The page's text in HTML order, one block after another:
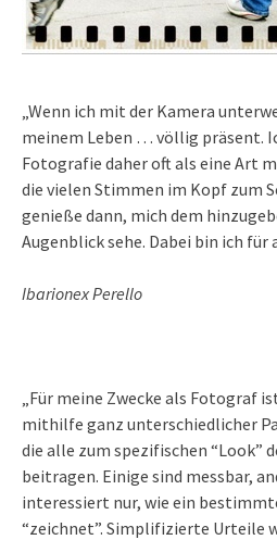
„Wenn ich mit der Kamera
meinem Leben … völlig präsent.
Fotografie daher oft als eine Art
die vielen Stimmen im Kopf zum
genieße dann, mich dem
Augenblick sehe. Dabei bin ich für
Ibarionex Perello
„Für meine Zwecke als Fotograf
mithilfe ganz unterschiedlicher
die alle zum spezifischen “Look”
beitragen. Einige sind messbar,
interessiert nur, wie ein
“zeichnet”. Simplifizierte Urteile